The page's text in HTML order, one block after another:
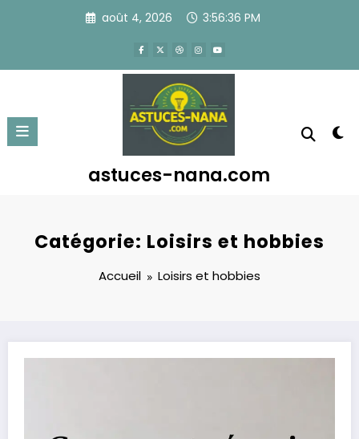
août 4, 2026 3:56:36 PM
astuces-nana.com
Catégorie: Loisirs et hobbies
Accueil Loisirs et hobbies